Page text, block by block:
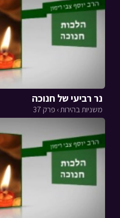
נר רביעי של חנוכה
משניות בהירות › פרק 37